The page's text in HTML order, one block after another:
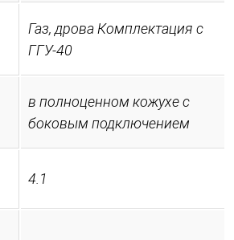
Газ, дрова Комплектация с
ГГУ-40
в полноценном кожухе с
боковым подключением
4.1